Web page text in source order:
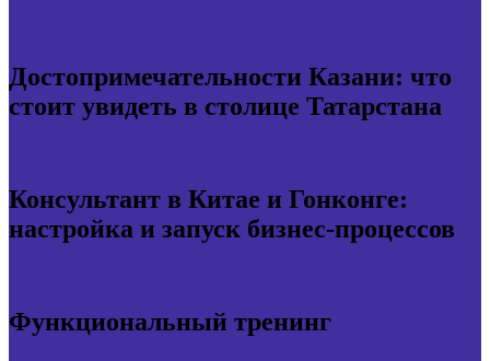
Достопримечательности Казани: что
стоит увидеть в столице Татарстана
Консультант в Китае и Гонконге:
настройка и запуск бизнес-процессов
Функциональный тренинг